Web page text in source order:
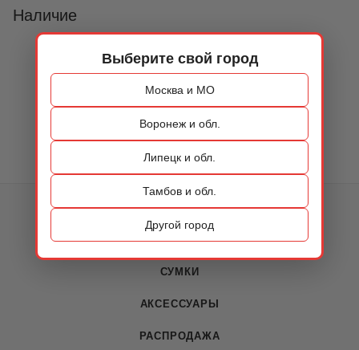
Выберите свой город
Москва и МО
Воронеж и обл.
Липецк и обл.
Тамбов и обл.
Другой город
Наличие
КАТАЛОГ
ОБУВЬ
СУМКИ
АКСЕССУАРЫ
РАСПРОДАЖА